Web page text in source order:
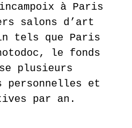
à Paris
salons d’art
tels que Paris
le fonds
plusieurs
personnelles et
par an.